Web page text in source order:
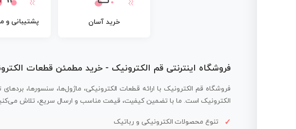
خرید آسان پشتیبانی و
فروشگاه اینترنتی قم الکترونیک - خرید مطمئن قطعات
فروشگاه قم الکترونیک با ارائه قطعات الکترونیکی، ماژول‌ها، سنسورها،
الکترونیک است. ما با تضمین کیفیت، قیمت مناسب و ارسال سریع، تلاش
تنوع محصولات الکترونیکی و رباتیک